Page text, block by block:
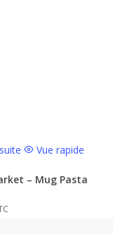
Vue rapide
– Mug Pasta